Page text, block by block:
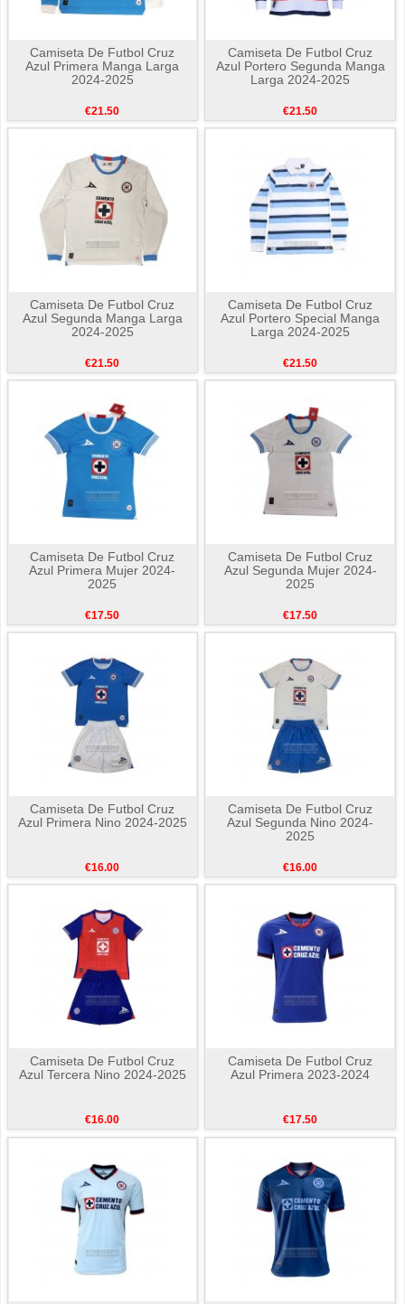
Camiseta De Futbol Cruz
Azul Primera Manga Larga
2024-2025
€21.50
Camiseta De Futbol Cruz
Azul Portero Segunda Manga
Larga 2024-2025
€21.50
Camiseta De Futbol Cruz
Azul Segunda Manga Larga
2024-2025
€21.50
Camiseta De Futbol Cruz
Azul Portero Special Manga
Larga 2024-2025
€21.50
Camiseta De Futbol Cruz
Azul Primera Mujer 2024-
2025
€17.50
Camiseta De Futbol Cruz
Azul Segunda Mujer 2024-
2025
€17.50
Camiseta De Futbol Cruz
Azul Primera Nino 2024-2025
€16.00
Camiseta De Futbol Cruz
Azul Segunda Nino 2024-
2025
€16.00
Camiseta De Futbol Cruz
Azul Tercera Nino 2024-2025
€16.00
Camiseta De Futbol Cruz
Azul Primera 2023-2024
€17.50